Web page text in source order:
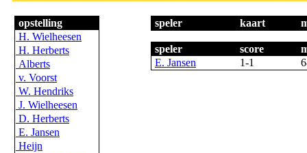
opstelling
H. Wielheesen
H. Herberts
Alberts
v. Voorst
W. Hendriks
J. Wielheesen
D. Herberts
E. Jansen
Heijn
speler kaart
speler score
E. Jansen
1-1